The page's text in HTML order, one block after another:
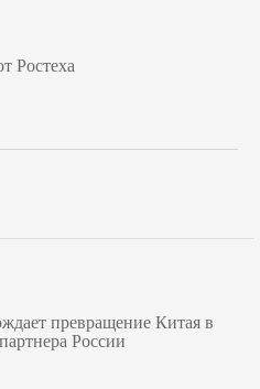
Ростеха
превращение Китая в
России